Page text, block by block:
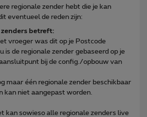
regionale zender hebt die je kan
eventueel de reden zijn:
betreft:
vroeger was dit op je Postcode
is de regionale zender gebaseerd op je
bij de config./opbouw van
maar één regionale zender beschikbaar
kan niet aangepast worden.
kan sowieso alle regionale zenders live